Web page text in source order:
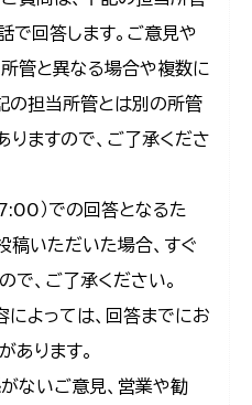
で回答します。ご意見や
管と異なる場合や複数に
の担当所管とは別の所管
りますので、ご了承くださ
）での回答となるた
稿いただいた場合、すぐ
で、ご了承ください。
によっては、回答までにお
あります。
ないご意見、営業や勧